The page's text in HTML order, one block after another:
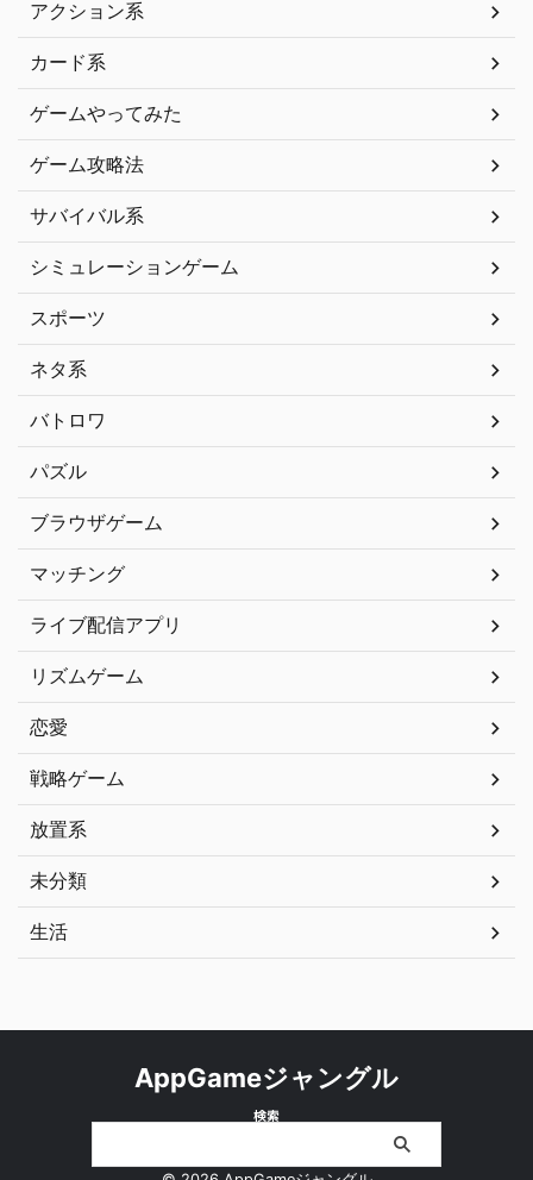
アクション系
カード系
ゲームやってみた
ゲーム攻略法
サバイバル系
シミュレーションゲーム
スポーツ
ネタ系
バトロワ
パズル
ブラウザゲーム
マッチング
ライブ配信アプリ
リズムゲーム
恋愛
戦略ゲーム
放置系
未分類
生活
AppGameジャングル
検索